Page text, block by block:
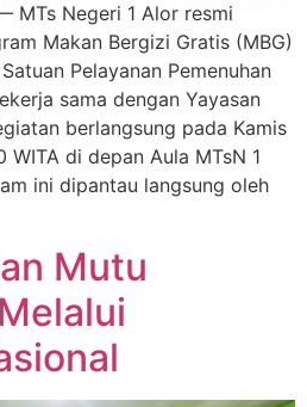
MTs Negeri 1 Alor resmi
Makan Bergizi Gratis (MBG)
Pelayanan Pemenuhan
sama dengan Yayasan
berlangsung pada Kamis
di depan Aula MTsN 1
ini dipantau langsung oleh
Mutu